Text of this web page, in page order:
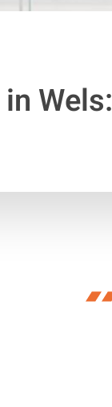
in Wels: